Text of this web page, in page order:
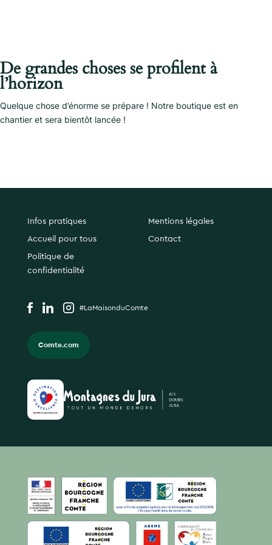
De grandes choses se profilent à
l’horizon
Quelque chose d’énorme se prépare ! Notre boutique est en
chantier et sera bientôt lancée !
Infos pratiques
Accueil pour tous
Politique de
confidentialité
Mentions légales
Contact
#LaMaisonduComte
Comte.com